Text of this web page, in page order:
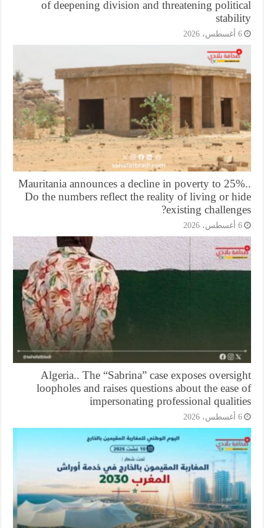
of deepening division and threatening
Mauritania announces a decline in poverty to
Do the numbers reflect the reality of living or
existing
Algeria.. The “Sabrina” case exposes
loopholes and raises questions about the
impersonating professional